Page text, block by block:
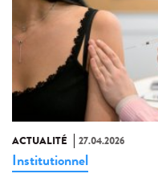
ACTUALITÉ 27.04.2026
Institutionnel